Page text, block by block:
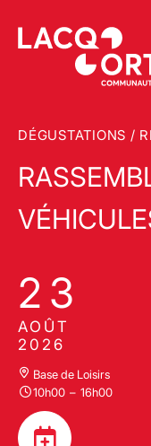
DÉGUSTATIONS /
23
AOÛT
2026
Base de Loisirs
10h00 – 16h00